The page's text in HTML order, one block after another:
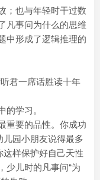
；也与年轻时干过数
凡事问为什么的思维
中形成了逻辑推理的
君一席话胜读十年
的学习。
重要的品性。你成功
儿园小朋友说得最多
这样保护好自己天性
少儿时的凡事问“为